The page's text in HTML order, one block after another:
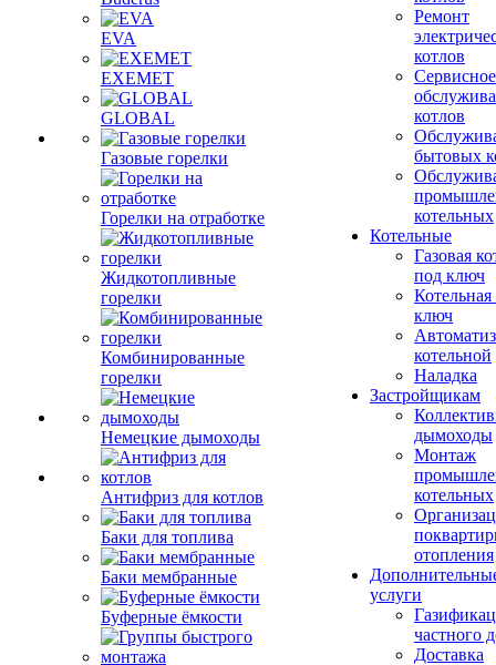
EVA
EXEMET
GLOBAL
Газовые горелки
Горелки на отработке
Жидкотопливные
горелки
Комбинированные
горелки
Немецкие дымоходы
Антифриз для котлов
Баки для топлива
Баки мембранные
Буферные ёмкости
Ремонт
котлов
Сервисное
котлов
бытовых
котельных
Котельные
Газовая
под ключ
ключ
котельной
Наладка
Застройщикам
дымоходы
Монтаж
котельных
отопления
услуги
частного
Доставка